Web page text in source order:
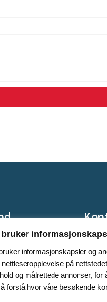
bruker
informasjonskapsler og
nettleseropplevelse på
og målrettede annonser,
forstå hvor våre besøkende
Ålesund